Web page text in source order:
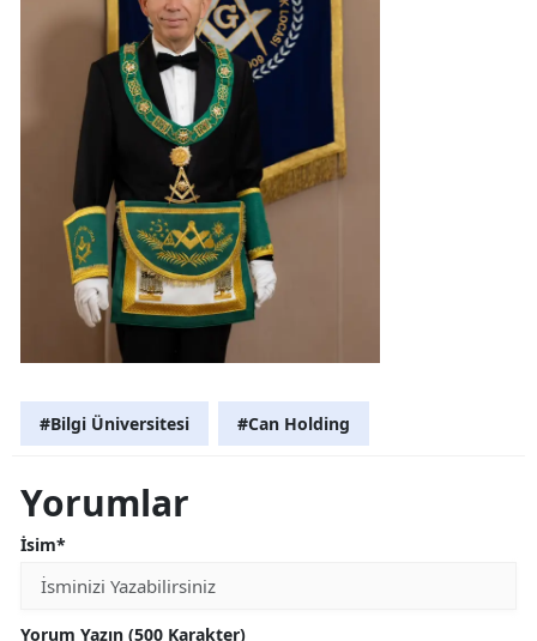
#Bilgi Üniversitesi #Can Holding
Yorumlar
İsim*
Yorum Yazın (500 Karakter)